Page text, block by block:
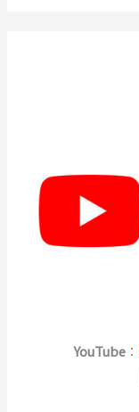
YouTube ：